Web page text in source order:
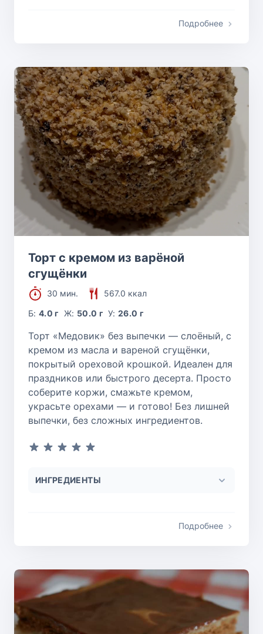
Подробнее
Торт с кремом из варёной
сгущёнки
30 мин.
567.0 ккал
Б:4.0 г Ж: 50.0 г У:26.0 г
Торт «Медовик» без выпечки — слоёный, с
кремом из масла и вареной сгущёнки,
покрытый ореховой крошкой. Идеален для
праздников или быстрого десерта. Просто
соберите коржи, смажьте кремом,
украсьте орехами — и готово! Без лишней
выпечки, без сложных ингредиентов.
ИНГРЕДИЕНТЫ
Подробнее